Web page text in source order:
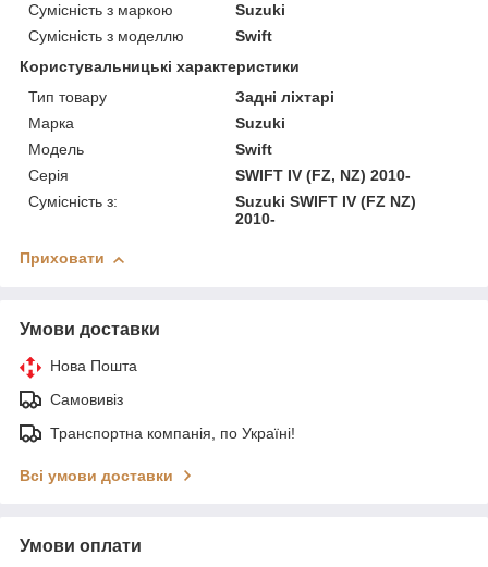
Сумісність з маркою
Suzuki
Сумісність з моделлю
Swift
Користувальницькі характеристики
Тип товару
Задні ліхтарі
Марка
Suzuki
Модель
Swift
Серія
SWIFT IV (FZ, NZ) 2010-
Сумісність з:
Suzuki SWIFT IV (FZ NZ)
2010-
Приховати
Умови доставки
Нова Пошта
Самовивіз
Транспортна компанія, по Україні!
Всі умови доставки
Умови оплати